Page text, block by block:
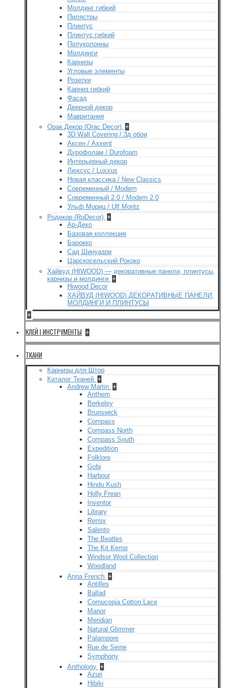
Молдинг гибкий
Пилястры
Плинтус
Плинтус гибкий
Полуколонны
Молдинги
Карнизы
Угловые элементы
Розетки
Карниз гибкий
Фасад
Дверной декор
Мавритания
Орак Декор (Orac Decor) +
3D Wall Covering / 3д обои
Аксен / Axxent
Дурофолам / Durofoam
Интерьерный декор
Люксус / Luxxus
Новая классика / New Classics
Современный / Modern
Современный 2.0 / Modern 2.0
Ульф Мориц / Ulf Moritz
Родекор (RoDecor) +
Ар-Деко
Базовая коллекция
Барокко
Сад Шинуазри
Царскосельский Рококо
Хайвуд (HIWOOD) — декоративные панели, плинтусы,
карнизы и молдинги +
Hiwood Decor
ХАЙВУД (HIWOOD) ДЕКОРАТИВНЫЕ ПАНЕЛИ,
МОЛДИНГИ И ПЛИНТУСЫ
+
КЛЕЙ | ИНСТРУМЕНТЫ +
ТКАНИ
Карнизы для Штор
Каталог Тканей +
Andrew Martin +
Anthem
Berkeley
Brunswick
Compass
Compass North
Compass South
Expedition
Folklore
Gobi
Harbour
Hindu Kush
Holly Frean
Inventor
Library
Remix
Salento
The Beatles
The Kit Kemp
Windsor Wool Collection
Woodland
Anna French +
Antilles
Ballad
Cornucopia Cotton Lace
Manor
Meridian
Natural Glimmer
Palampore
Rue de Seine
Symphony
Anthology +
Azuri
Hibiki